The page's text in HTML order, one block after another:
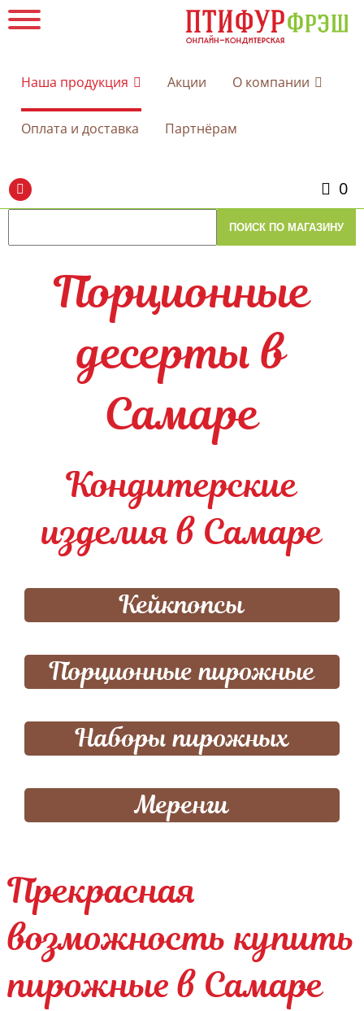
Наша продукция Акции О компании
Оплата и доставка Партнёрам
0
Порционные
десерты в
Самаре
Кондитерские
изделия в Самаре
Кейкпопсы
Порционные пирожные
Наборы пирожных
Меренги
Прекрасная
возможность купить
пирожные в Самаре